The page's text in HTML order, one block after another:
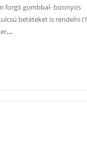
forgó gombbal- bizonyos
betéteket is rendelni (1
...